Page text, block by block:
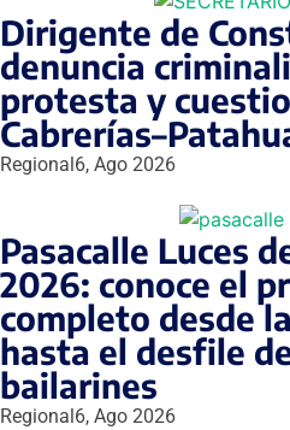
Dirigente de
denuncia
protesta y
Regional6, Ago 2026
Pasacalle Luces
2026: conoce el
completo desde
hasta el desfile
bailarines
Regional 6, Ago 2026